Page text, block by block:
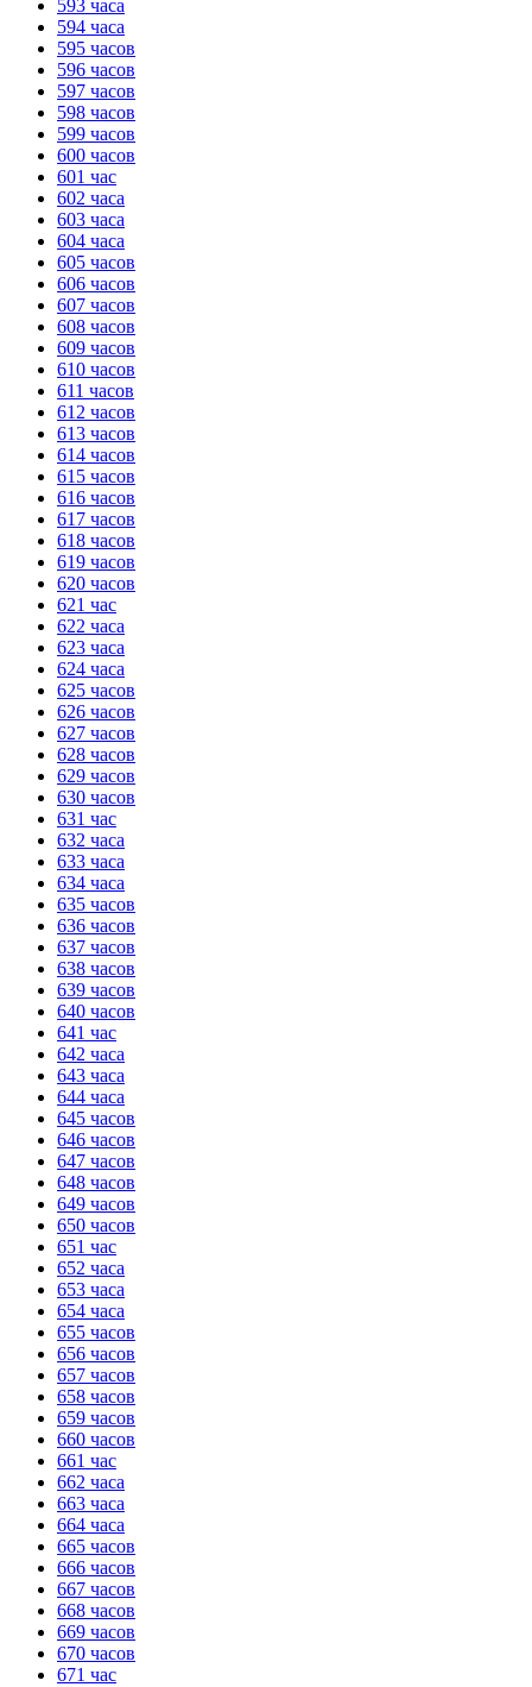
HANDY TIMERS
593 часа
594 часа
595 часов
596 часов
597 часов
598 часов
599 часов
600 часов
601 час
602 часа
603 часа
604 часа
605 часов
606 часов
607 часов
608 часов
609 часов
610 часов
611 часов
612 часов
613 часов
614 часов
615 часов
616 часов
617 часов
618 часов
619 часов
620 часов
621 час
622 часа
623 часа
624 часа
625 часов
626 часов
627 часов
628 часов
629 часов
630 часов
631 час
632 часа
633 часа
634 часа
635 часов
636 часов
637 часов
638 часов
639 часов
640 часов
641 час
642 часа
643 часа
644 часа
645 часов
646 часов
647 часов
648 часов
649 часов
650 часов
651 час
652 часа
653 часа
654 часа
655 часов
656 часов
657 часов
658 часов
659 часов
660 часов
661 час
662 часа
663 часа
664 часа
665 часов
666 часов
667 часов
668 часов
669 часов
670 часов
671 час